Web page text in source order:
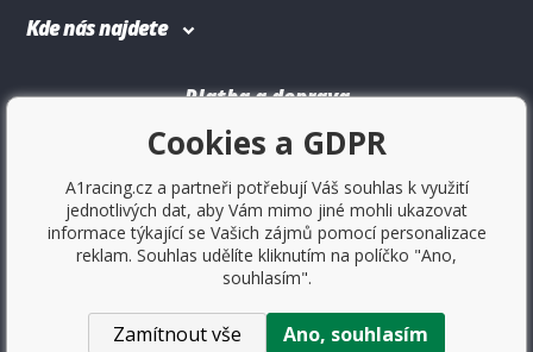
Kde nás najdete
Platba a doprava
Copyright © 2017Sportovniautodoplnky.cz- Tuning shop,
Cookies a GDPR
A1racing.cz a partneři potřebují Váš souhlas k využití
jednotlivých dat, aby Vám mimo jiné mohli ukazovat
informace týkající se Vašich zájmů pomocí personalizace
reklam. Souhlas udělíte kliknutím na políčko "Ano,
souhlasím".
Zamítnout vše Ano, souhlasím